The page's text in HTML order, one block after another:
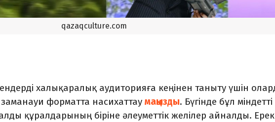
qazaqculture.com
халықаралық аудиторияға кеңінен таныту үшін
форматта насихаттау маңызды. Бүгінде бұл міндетті
құралдарының біріне әлеуметтік желілер айналды.